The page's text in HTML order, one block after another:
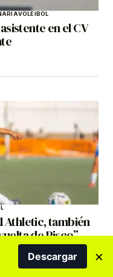
VOLEIBOL
en el CV
Athletic, también
de Pisco”
Descargar ×